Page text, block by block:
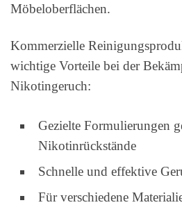
Möbeloberflächen.
Kommerzielle
wichtige Vorteile bei der
Nikotingeruch:
Gezielte Formulierungen
Nikotinrückstände
Schnelle und effektive
Für verschiedene